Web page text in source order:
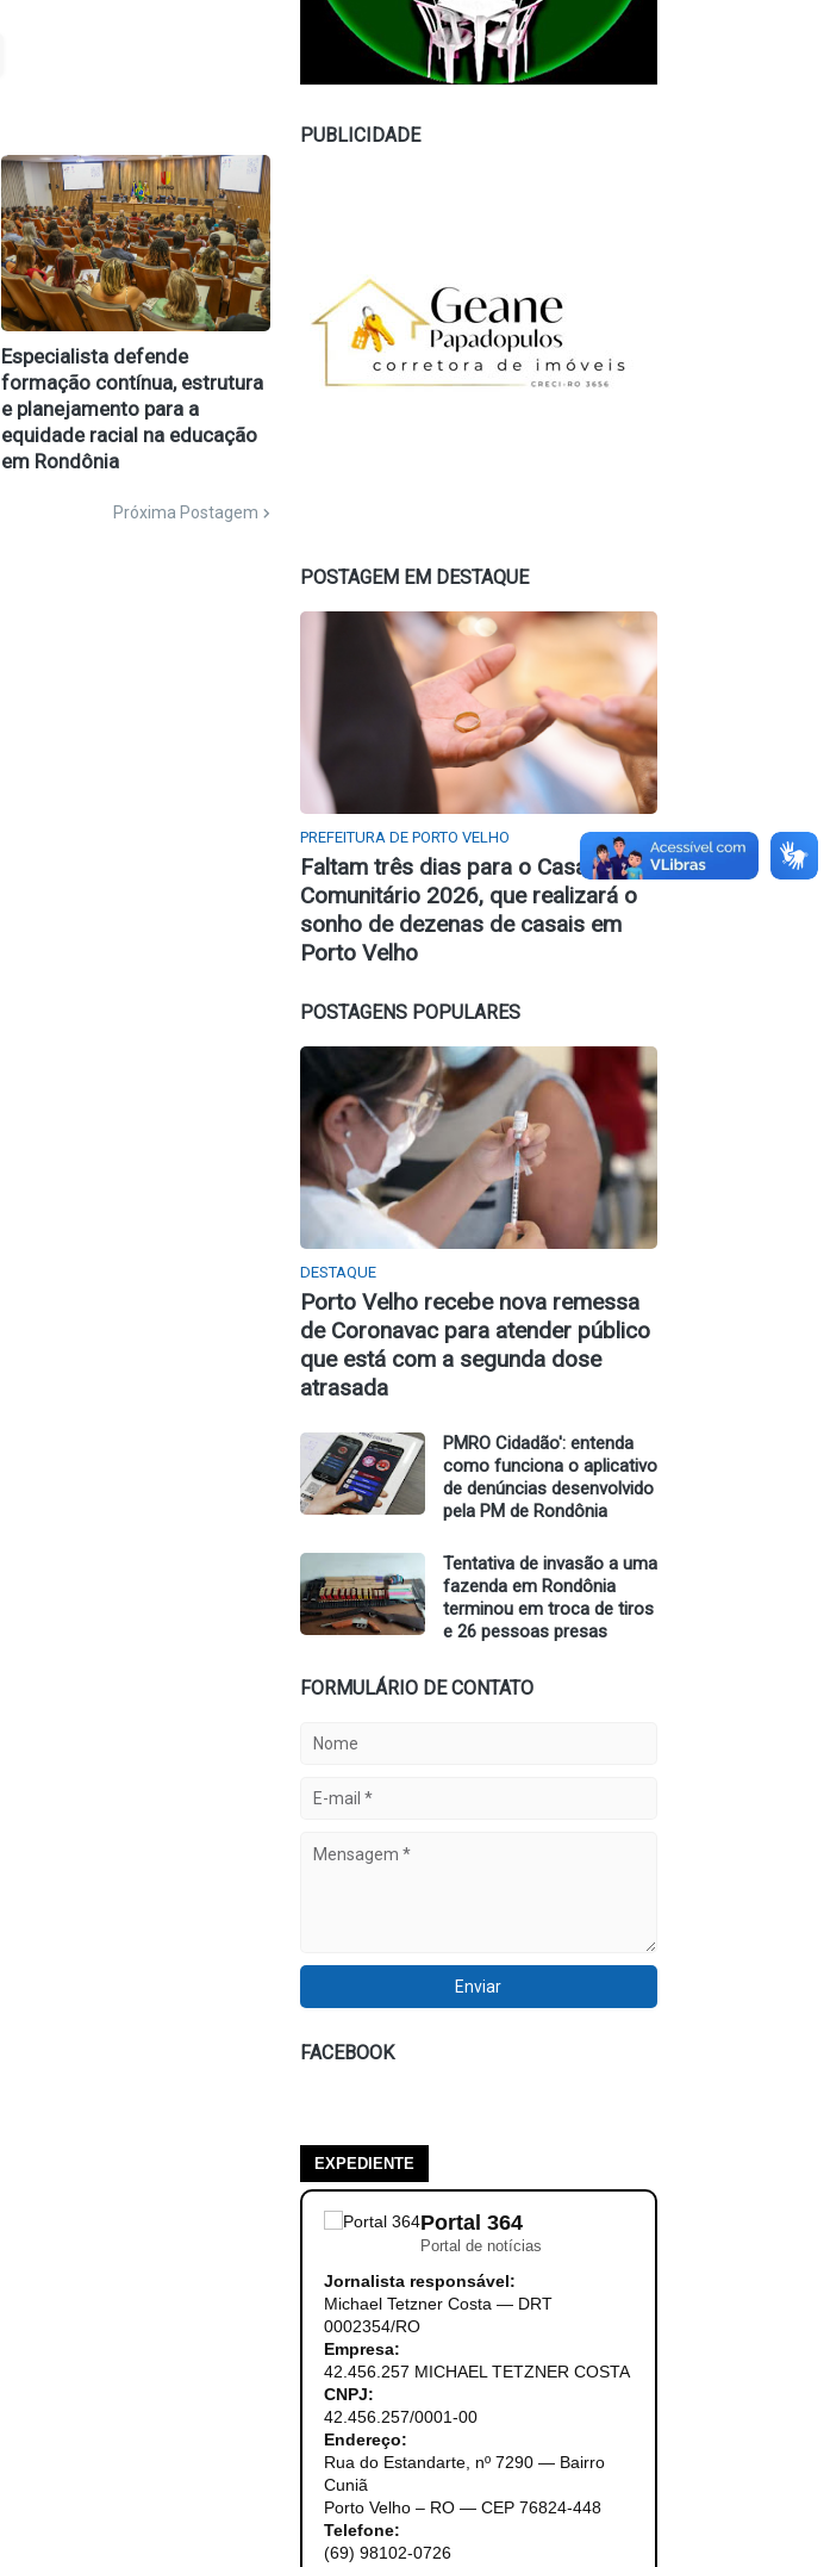
Especialista defende
formação contínua, estrutura
e planejamento para a
equidade racial na educação
em Rondônia
Próxima Postagem
PUBLICIDADE
POSTAGEM EM DESTAQUE
PREFEITURA DE PORTO VELHO
Faltam três dias para o Casamento
Comunitário 2026, que realizará o
sonho de dezenas de casais em
Porto Velho
POSTAGENS POPULARES
DESTAQUE
Porto Velho recebe nova remessa
de Coronavac para atender público
que está com a segunda dose
atrasada
PMRO Cidadão': entenda
como funciona o aplicativo
de denúncias desenvolvido
pela PM de Rondônia
Tentativa de invasão a uma
fazenda em Rondônia
terminou em troca de tiros
e 26 pessoas presas
FORMULÁRIO DE CONTATO
FACEBOOK
EXPEDIENTE
Portal 364
Portal de notícias
Jornalista responsável:
Michael Tetzner Costa — DRT
0002354/RO
Empresa:
42.456.257 MICHAEL TETZNER COSTA
CNPJ:
42.456.257/0001-00
Endereço:
Rua do Estandarte, nº 7290 — Bairro
Cuniã
Porto Velho – RO — CEP 76824-448
Telefone:
(69) 98102-0726